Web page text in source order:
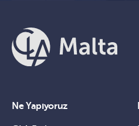
Ne Yapıyoruz